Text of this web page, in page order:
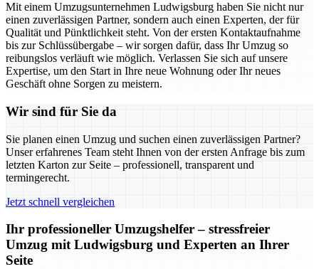
Mit einem Umzugsunternehmen Ludwigsburg haben Sie nicht nur
einen zuverlässigen Partner, sondern auch einen Experten, der für
Qualität und Pünktlichkeit steht. Von der ersten Kontaktaufnahme
bis zur Schlüssübergabe – wir sorgen dafür, dass Ihr Umzug so
reibungslos verläuft wie möglich. Verlassen Sie sich auf unsere
Expertise, um den Start in Ihre neue Wohnung oder Ihr neues
Geschäft ohne Sorgen zu meistern.
Wir sind für Sie da
Sie planen einen Umzug und suchen einen zuverlässigen Partner?
Unser erfahrenes Team steht Ihnen von der ersten Anfrage bis zum
letzten Karton zur Seite – professionell, transparent und
termingerecht.
Jetzt schnell vergleichen
Ihr professioneller Umzugshelfer – stressfreier
Umzug mit Ludwigsburg und Experten an Ihrer
Seite